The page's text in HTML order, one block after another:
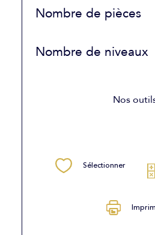
Nombre de pièces
Nombre de niveaux
Nos
Sélectionner